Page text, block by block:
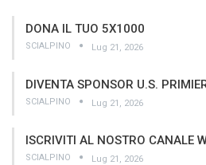
DONA IL TUO 5X1000
SCIALPINO Lug 21, 2026
DIVENTA SPONSOR U.S.
SCIALPINO Lug 21, 2026
ISCRIVITI AL NOSTRO CANALE
SCIALPINO Lug 21, 2026